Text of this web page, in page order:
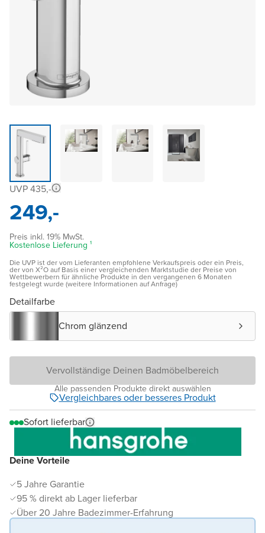
Deine Vorteile
5 Jahre Garantie
95 % direkt ab Lager lieferbar
Über 20 Jahre Badezimmer-Erfahrung
UVP 435,-
249,-
Preis inkl. 19% MwSt.
Kostenlose Lieferung ¹
Die UVP ist der vom Lieferanten empfohlene Verkaufspreis oder ein Preis,
der von X²O auf Basis einer vergleichenden Marktstudie der Preise von
Wettbewerbern für ähnliche Produkte in den vergangenen 6 Monaten
festgelegt wurde (weitere Informationen auf Anfrage)
Detailfarbe
Chrom glänzend
Vervollständige Deinen Badmöbelbereich
Alle passenden Produkte direkt auswählen
Vergleichbares oder besseres Produkt
Sofort lieferbar